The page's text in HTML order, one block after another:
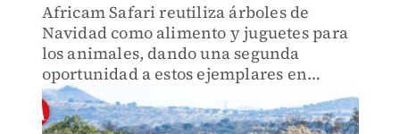
Africam Safari reutiliza árboles de
Navidad como alimento y juguetes para
los animales, dando una segunda
oportunidad a estos ejemplares en
Puebla.